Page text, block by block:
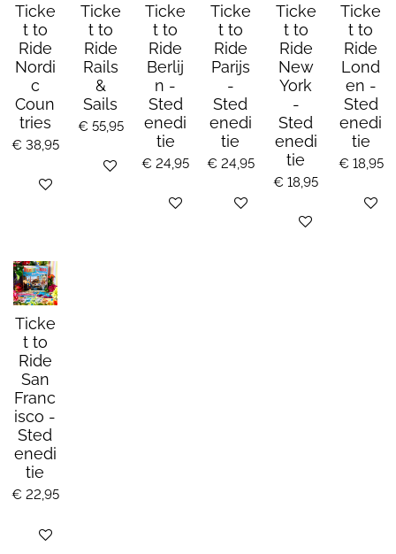
Ticke
t to
Ride
Nordi
c
Coun
tries
€ 38,95
Houd mij op de hoogte
Ticke
t to
Ride
Rails
&
Sails
€ 55,95
Bekijk details
Ticke
t to
Ride
Berlij
n -
Sted
enedi
tie
€ 24,95
Houd mij op de hoogte
Ticke
t to
Ride
Parijs
-
Sted
enedi
tie
€ 24,95
Bekijk details
Ticke
t to
Ride
New
York
-
Sted
enedi
tie
€ 18,95
Bekijk details
Ticke
t to
Ride
Lond
en -
Sted
enedi
tie
€ 18,95
Houd
Ticke
t to
Ride
San
Franc
isco -
Sted
enedi
tie
€ 22,95
Bekijk details